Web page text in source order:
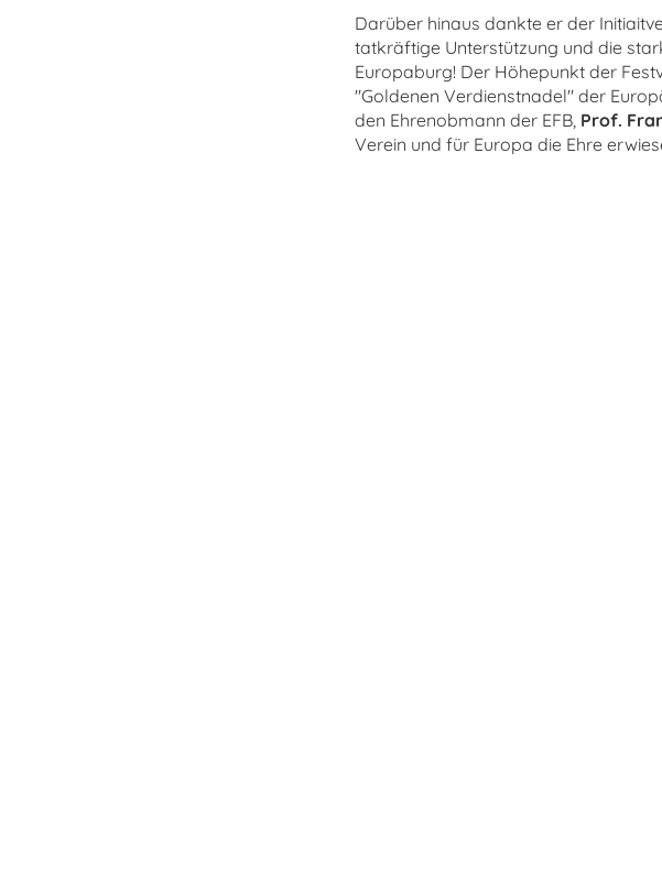
Darüber hinaus dankte er der
tatkräftige Unterstützung und die
Europaburg! Der Höhepunkt der
"Goldenen Verdienstnadel" der
den Ehrenobmann der EFB, Prof.
Verein und für Europa die Ehre